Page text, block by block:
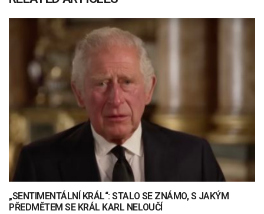
„SENTIMENTÁLNÍ KRÁL“: STALO SE ZNÁMO, S JAKÝM
PŘEDMĚTEM SE KRÁL KARL NELOUČÍ